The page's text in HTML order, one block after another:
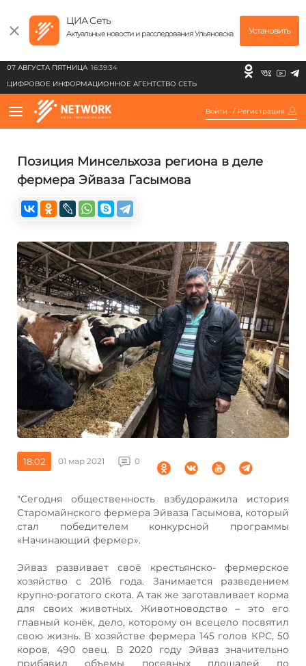
ЦИА Сеть
Актуальные новости и расследования Ульяновска Установить
07 АВГУСТА ПЯТНИЦА 16:39:34
ЦИФРОВОЕ ИНФОРМАЦИОННОЕ АГЕНТСТВО СЕТЬ
Войти / Регистрация
Позиция Минсельхоза региона в деле
фермера Эйваза Гасымова
18:02 01 мар 2021 0
"Сегодня общественность взбудоражила история
Старомайнского фермера Эйваза Гасымова, который
стал победителем конкурсной программы
«Начинающий фермер».
Эйваз развивает своё крестьянско- фермерское
хозяйство с 2016 года. Занимается разведением
крупно-рогатого скота. А так же заготавливает корма
для своих животных. Животноводство – это его
главный конёк, дело, которому он всецело посвятил
свою жизнь. В хозяйстве фермера 145 голов КРС, 50
коров, 490 овец. В 2020 году Эйваз значительно
прибавил объемы посевных площадей по